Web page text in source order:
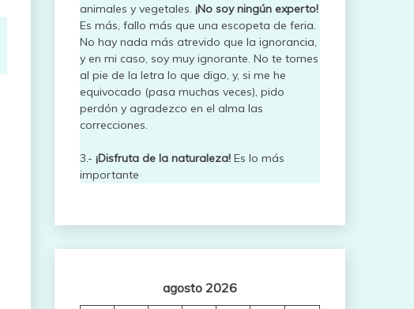
animales y vegetales. ¡No soy ningún experto!
Es más, fallo más que una escopeta de feria.
No hay nada más atrevido que la ignorancia,
y en mi caso, soy muy ignorante. No te tomes
al pie de la letra lo que digo, y, si me he
equivocado (pasa muchas veces), pido
perdón y agradezco en el alma las
correcciones.
3.- ¡Disfruta de la naturaleza!Es lo más
importante
agosto 2026